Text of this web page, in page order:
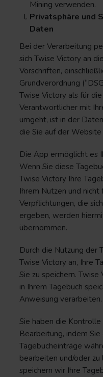
Mining verwenden.
Privatsphäre und
Daten
Bei der Verarbeitung
sich Twise Victory an
Vorschriften,
Grundverordnung
Twise Victory als für
Verantwortlicher mit
umgeht, ist in der
die Sie auf der Website
Die App ermöglicht es
Wenn Sie diese
Twise Victory Ihre
Ihrem Nutzen und
Verpflichtungen, die
ergeben, werden
übernommen.
Durch die Nutzung der
Twise Victory an, Ihre
Sie zu speichern.
in Ihrem Tagebuch
Anweisung verarbeiten.
Sie haben die
Bearbeitung, indem
Tagebucheinträge
bearbeiten und/oder zu
speichern wir Ihre